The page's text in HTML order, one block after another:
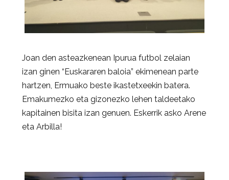
Joan den asteazkenean Ipurua futbol zelaian
izan ginen “Euskararen baloia” ekimenean parte
hartzen, Ermuako beste ikastetxeekin batera.
Emakumezko eta gizonezko lehen taldeetako
kapitainen bisita izan genuen. Eskerrik asko Arene
eta Arbilla!